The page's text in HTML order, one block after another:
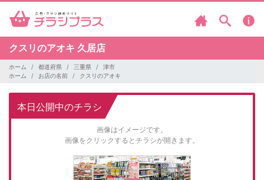
クスリのアオキ 久居店
ホーム 都道府県 三重県
津市
ホーム
お店の名前 クスリのアオキ
本日公開中のチラシ
画像はイメージです。
画像をクリックするとチラシが開きます。